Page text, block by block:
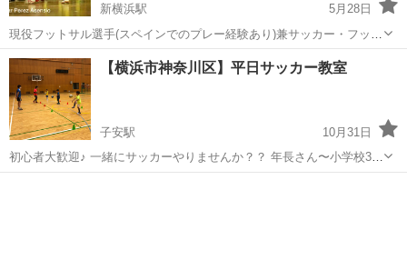
新横浜駅
5月28日
現役フットサル選手(スペインでのプレー経験あり)兼サッカー・フット
サルコーチがパーソナルトレーニングを行います！ 選手の要望に応じ
てトレーニング編成、オンラインでのトレーニング指導をします！ 試
合の動画を送ってもらい、...
神奈川 横浜市 新横浜駅 サッカー
パーソナルトレーニング
【横浜市神奈川区】平日サッカー教室
子安駅
10月31日
初心者大歓迎♪ 一緒にサッカーやりませんか？？ 年長さん〜小学校3年
生を対象とした平日サッカー教室のご案内です。 JFA公認ライセンス